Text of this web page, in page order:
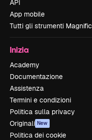
API
App mobile
Tutti gli strumenti Magnific
Inizia
Academy
Documentazione
Assistenza
Termini e condizioni
Politica sulla privacy
Originali New
Politica dei cookie